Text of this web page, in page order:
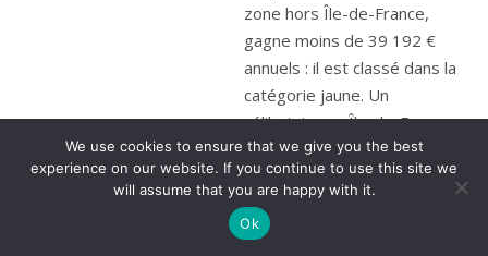
zone hors Île-de-France,
gagne moins de 39 192 €
annuels : il est classé dans la
catégorie jaune. Un
célibataire en Île-de-France,
gagnant plus de 42 848 € : il
sera classé dans la catégorie
rose, donc moins aidé. Mais
même les foyers aux
We use cookies to ensure that we give you the best
experience on our website. If you continue to use this site we
will assume that you are happy with it.
Ok